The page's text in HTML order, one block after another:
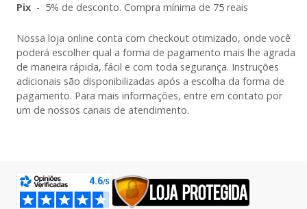
Pix - 5% de desconto. Compra mínima de 75 reais
Nossa loja online conta com checkout otimizado, onde você
poderá escolher qual a forma de pagamento mais lhe agrada
de maneira rápida, fácil e com toda segurança. Instruções
adicionais são disponibilizadas após a escolha da forma de
pagamento. Para mais informações, entre em contato por
um de nossos canais de atendimento.